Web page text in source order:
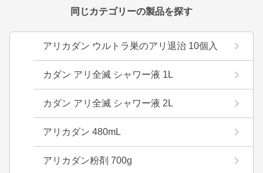
同じカテゴリーの製品を探す
アリカダン ウルトラ巣のアリ退治 10個入
カダン アリ全滅 シャワー液 1L
カダン アリ全滅 シャワー液 2L
アリカダン 480mL
アリカダン粉剤 700g